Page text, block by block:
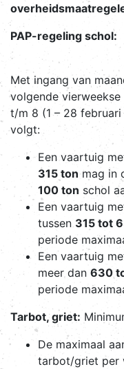
PAP-
Met ingang van
volgende
t/m 8 (1 – 28
volgt:
Een vaartuig
315 tonmag in
100 ton schol
Een vaartuig
tussen 315 tot
periode
Een vaartuig
meer dan 630
periode
Tarbot, griet:
De maximaal
tarbot/griet per